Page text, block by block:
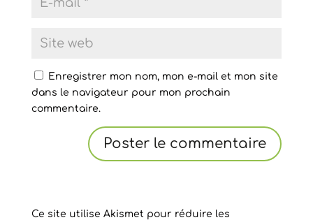
Enregistrer mon nom, mon e-mail et mon site
dans le navigateur pour mon prochain
commentaire.
Ce site utilise Akismet pour réduire les